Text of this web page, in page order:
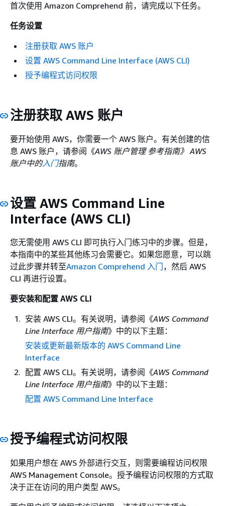
首次使用 Amazon Comprehend 前，请完成以下任务。
任务设置
注册获取 AWS 账户
设置 AWS Command Line Interface (AWS CLI)
授予编程式访问权限
注册获取 AWS 账户
要开始使用 AWS，你需要一个 AWS 账户。有关创建的信
息 AWS 账户，请参阅《AWS 账户管理 参考指南》 AWS
账户中的入门指南。
设置 AWS Command Line
Interface (AWS CLI)
您无需使用 AWS CLI 即可执行入门练习中的步骤。但是，
本指南中的某些其他练习会需要它。如果您愿意，可以跳
过此步骤并转至Amazon Comprehend 入门 ，然后 AWS
CLI 再进行设置。
要安装和配置 AWS CLI
安装 AWS CLI。有关说明，请参阅《AWS Command
Line Interface 用户指南》中的以下主题：
安装或更新最新版本的 AWS Command Line
Interface
配置 AWS CLI。有关说明，请参阅《AWS Command
Line Interface 用户指南》中的以下主题：
配置 AWS Command Line Interface
授予编程式访问权限
如果用户想在 AWS 外部进行交互，则需要编程访问权限
AWS Management Console。授予编程访问权限的方式取
决于正在访问的用户类型 AWS。